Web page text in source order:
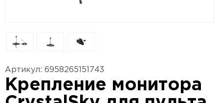
Артикул: 6958265151743
Крепление монитора